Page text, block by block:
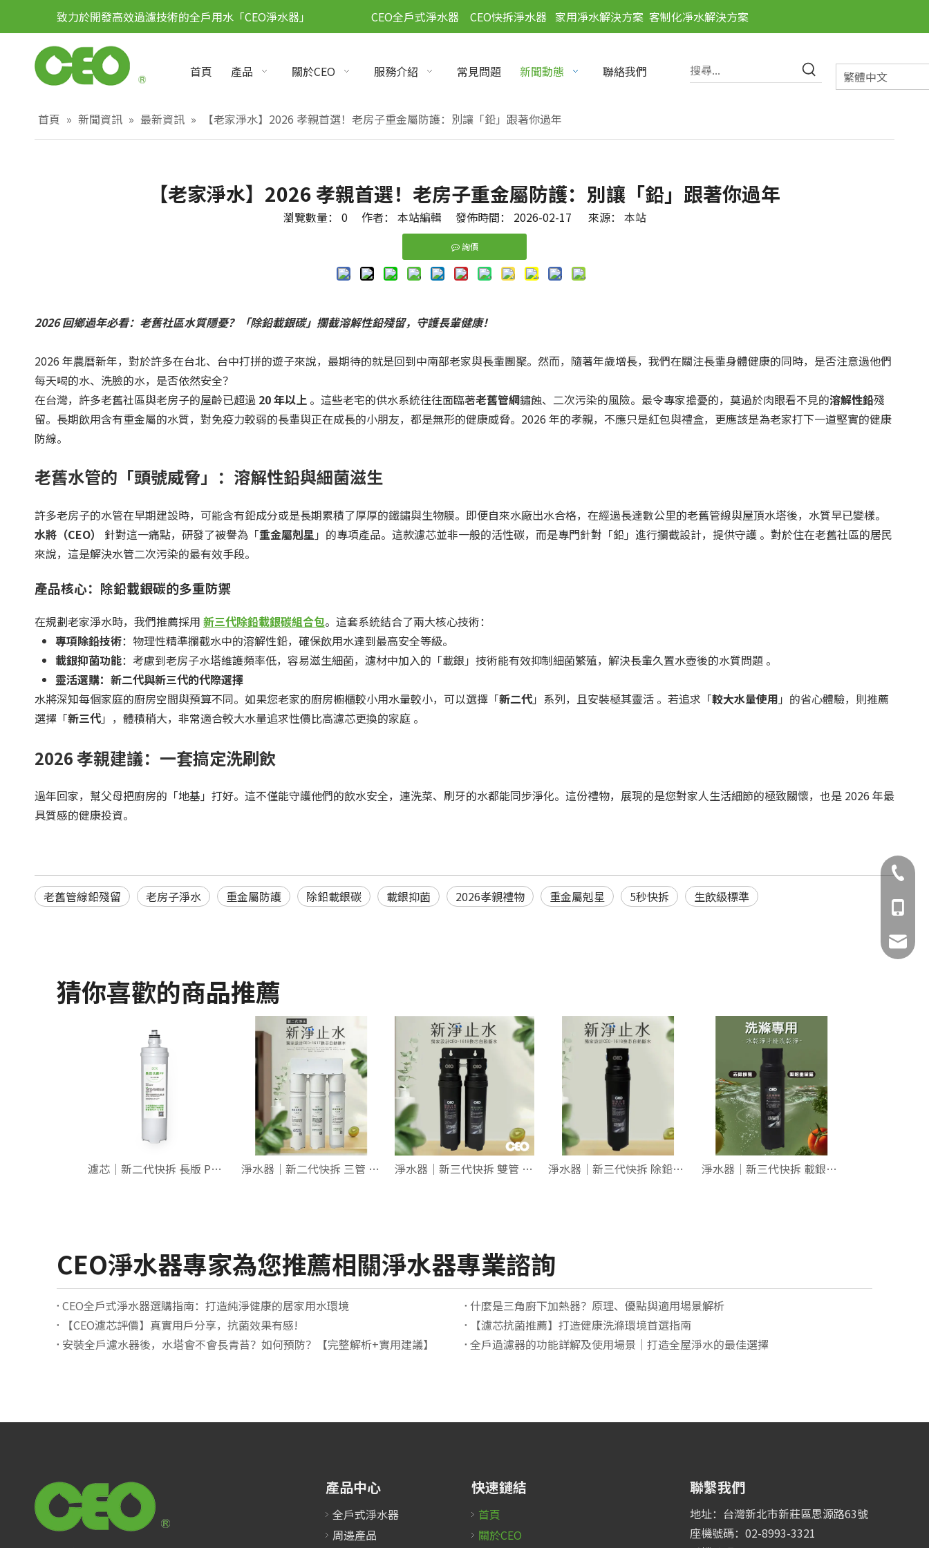
致力於開發高效過濾技術的全戶用水「CEO淨水器」 CEO全戶式淨水器 CEO快拆淨水器 家用凈水解決方案 客制化凈水解決方案
首頁 產品 關於CEO 服務介紹 常見問題 新聞動態 聯絡我們 繁體中文
首頁 » 新聞資訊 » 最新資訊 » 【老家淨水】2026 孝親首選！老房子重金屬防護：別讓「鉛」跟著你過年
【老家淨水】2026 孝親首選！老房子重金屬防護：別讓「鉛」跟著你過年
瀏覽數量： 0作者： 本站編輯 發佈時間： 2026-02-17 來源： 本站
詢價
2026 回鄉過年必看：老舊社區水質隱憂？「除鉛載銀碳」攔截溶解性鉛殘留，守護長輩健康！
2026 年農曆新年，對於許多在台北、台中打拼的遊子來說，最期待的就是回到中南部老家與長輩團聚。然而，隨著年歲增長，我們在關注長輩身體健康的同時，是否注意過他們
每天喝的水、洗臉的水，是否依然安全？
在台灣，許多老舊社區與老房子的屋齡已超過 20 年以上 。這些老宅的供水系統往往面臨著老舊管網鏽蝕、二次污染的風險。最令專家擔憂的，莫過於肉眼看不見的溶解性鉛殘
留。長期飲用含有重金屬的水質，對免疫力較弱的長輩與正在成長的小朋友，都是無形的健康威脅。2026 年的孝親，不應只是紅包與禮盒，更應該是為老家打下一道堅實的健康
防線。
老舊水管的「頭號威脅」：溶解性鉛與細菌滋生
許多老房子的水管在早期建設時，可能含有鉛成分或是長期累積了厚厚的鐵鏽與生物膜。即便自來水廠出水合格，在經過長達數公里的老舊管線與屋頂水塔後，水質早已變樣。
水將（CEO） 針對這一痛點，研發了被譽為「重金屬剋星 」的專項產品。這款濾芯並非一般的活性碳，而是專門針對「鉛」進行攔截設計，提供守護 。對於住在老舊社區的居民
來說，這是解決水管二次污染的最有效手段。
產品核心：除鉛載銀碳的多重防禦
在規劃老家淨水時，我們推薦採用 新三代除鉛載銀碳組合包。這套系統結合了兩大核心技術：
專項除鉛技術：物理性精準攔截水中的溶解性鉛，確保飲用水達到最高安全等級。
載銀抑菌功能：考慮到老房子水塔維護頻率低，容易滋生細菌，濾材中加入的「載銀」技術能有效抑制細菌繁殖，解決長輩久置水壺後的水質問題 。
靈活選購： 新二代與新三代的代際選擇
水將深知每個家庭的廚房空間與預算不同。如果您老家的廚房櫥櫃較小用水量較小，可以選擇「新二代」系列，且安裝極其靈活 。若追求「較大水量使用 」的省心體驗，則推薦
選擇「新三代」，體積稍大，非常適合較大水量追求性價比高濾芯更換的家庭 。
2026 孝親建議：一套搞定洗刷飲
過年回家，幫父母把廚房的「地基」打好。這不僅能守護他們的飲水安全，連洗菜、刷牙的水都能同步淨化。這份禮物，展現的是您對家人生活細節的極致關懷，也是 2026 年最
具質感的健康投資。
老舊管線鉛殘留 老房子淨水 重金屬防護 除鉛載銀碳 載銀抑菌 2026孝親禮物 重金屬剋星 5秒快拆 生飲級標準
猜你喜歡的商品推薦
濾芯｜新二代快拆 長版 PP 1U 【長效抗菌】 淨水器｜新二代快拆 三管 吊式【新淨止水】無插電無廢水 淨水器｜新三代快拆 雙管 吊式 【新淨止水】 淨水器｜新三代快拆 除鉛載銀碳 組合包【飲水專用】【新淨止水】 淨水器｜新三代快拆 載銀燒結碳 組合包【洗滌專用】
CEO淨水器專家為您推薦相關淨水器專業諮詢
CEO全戶式淨水器選購指南：打造純淨健康的居家用水環境
什麼是三角廚下加熱器？原理、優點與適用場景解析
【CEO濾芯評價】真實用戶分享，抗菌效果有感!
【濾芯抗菌推薦】打造健康洗滌環境首選指南
安裝全戶濾水器後，水塔會不會長青苔？如何預防？【完整解析+實用建議】
全戶過濾器的功能詳解及使用場景｜打造全屋淨水的最佳選擇
02-
產品中心
全戶式淨水器
周邊產品
快速鏈結
首頁
關於CEO
聯繫我們
地址：台灣新北市新莊區思源路63號
座機號碼：02-8993-3321